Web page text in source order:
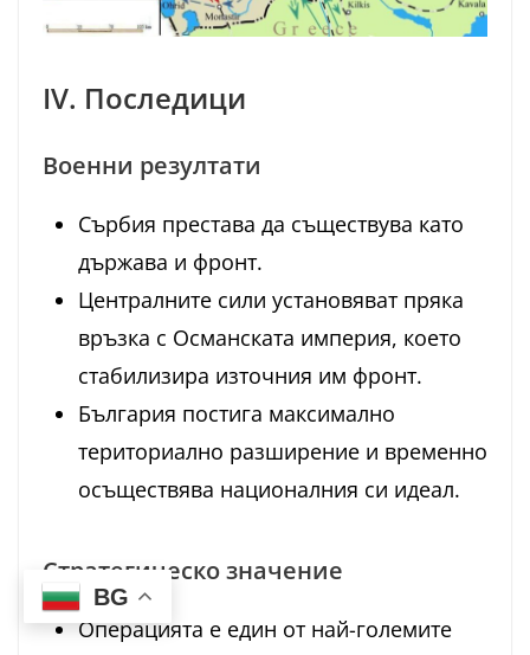
IV. Последици
Военни резултати
Сърбия престава да съществува като
държава и фронт.
Централните сили установяват пряка
връзка с Османската империя, което
стабилизира източния им фронт.
България постига максимално
териториално разширение и временно
осъществява националния си идеал.
Стратегическо значение
Операцията е един от най-големите
BG